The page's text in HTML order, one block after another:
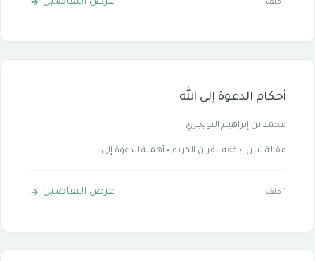
1 ملف
أحكام الدعوة إلى الله
محمد بن إبراهيم التويجري
مقالة تبين: • فقه القرآن الكريم • أهمية الدعوة إلى...
1 ملف عرض التفاصيل